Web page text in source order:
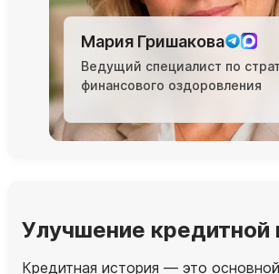
Мария Гришакова
Ведущий специалист по
финансового оздоровления
Улучшение кредитной
Кредитная история — это